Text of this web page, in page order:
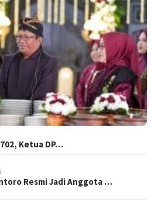
Ketua DP…
Resmi Jadi Anggota …